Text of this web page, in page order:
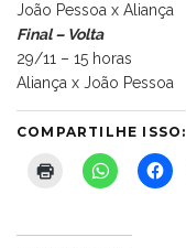
João Pessoa x Aliança
Final – Volta
29/11 – 15 horas
Aliança x João Pessoa
COMPARTILHE ISSO: